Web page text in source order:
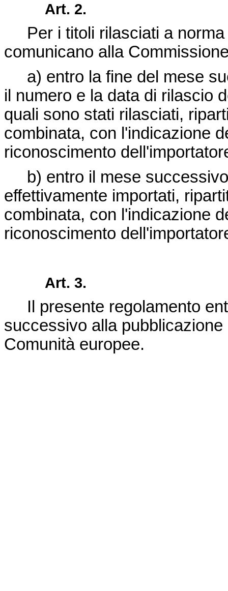
Art. 2.
Per i titoli rilasciati a
comunicano alla
a) entro la fine del mese
il numero e la data di rilascio
quali sono stati rilasciati,
combinata, con l'indicazione
riconoscimento
b) entro il mese
effettivamente importati,
combinata, con l'indicazione
riconoscimento
Art. 3.
Il presente regolamento
successivo alla
Comunità europee.